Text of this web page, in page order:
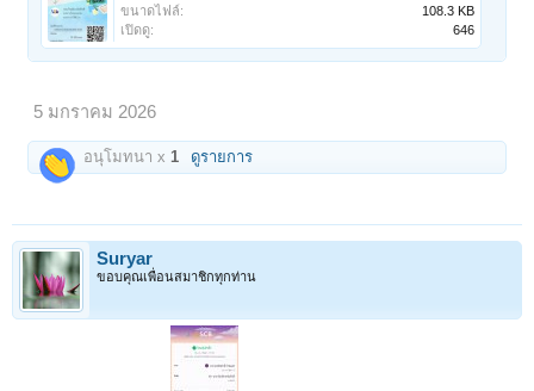
ขนาดไฟล์:
108.3 KB
เปิดดู:
646
5 มกราคม 2026
อนุโมทนา x 1 ดูรายการ
Suryar
ขอบคุณเพื่อนสมาชิกทุกท่าน